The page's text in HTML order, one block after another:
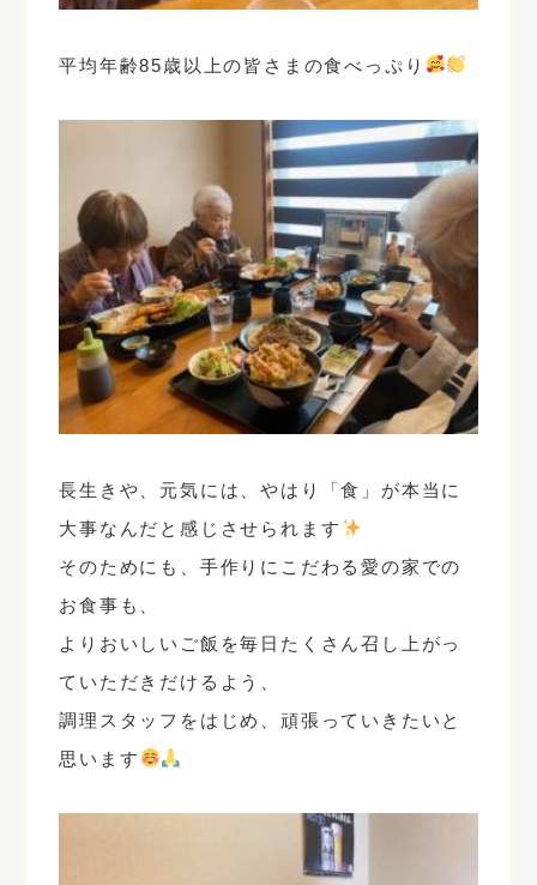
平均年齢85歳以上の皆さまの食べっぷり
長生きや、元気には、やはり「食」が本当に
大事なんだと感じさせられます
そのためにも、手作りにこだわる愛の家での
お食事も、
よりおいしいご飯を毎日たくさん召し上がっ
ていただきだけるよう、
調理スタッフをはじめ、頑張っていきたいと
思います